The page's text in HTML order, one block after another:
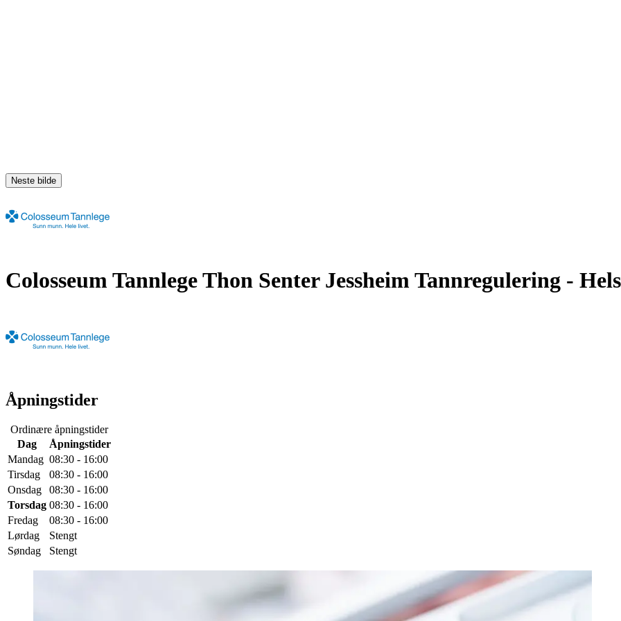
Neste bilde
Colosseum Tannlege Thon Senter Jessheim Tannregulering -
Åpningstider
Ordinære åpningstider
Dag
Åpningstider
Mandag 08:30 - 16:00
Tirsdag
08:30 - 16:00
Onsdag
08:30 - 16:00
Torsdag 08:30 - 16:00
Fredag
08:30 - 16:00
Lørdag
Stengt
Søndag
Stengt